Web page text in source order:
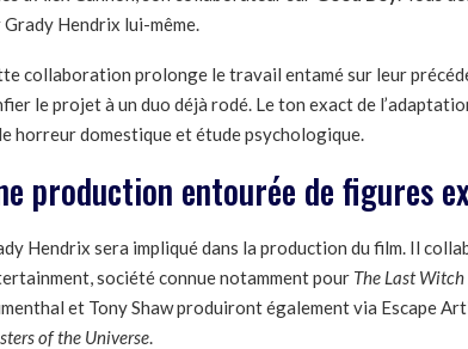
Grady Hendrix lui-même.
collaboration prolonge le travail entamé sur leur
le projet à un duo déjà rodé. Le ton exact de
horreur domestique et étude psychologique.
production entourée de figures
Hendrix sera impliqué dans la production du film. Il
société connue notamment pour The Last
et Tony Shaw produiront également via Escape
of the Universe.